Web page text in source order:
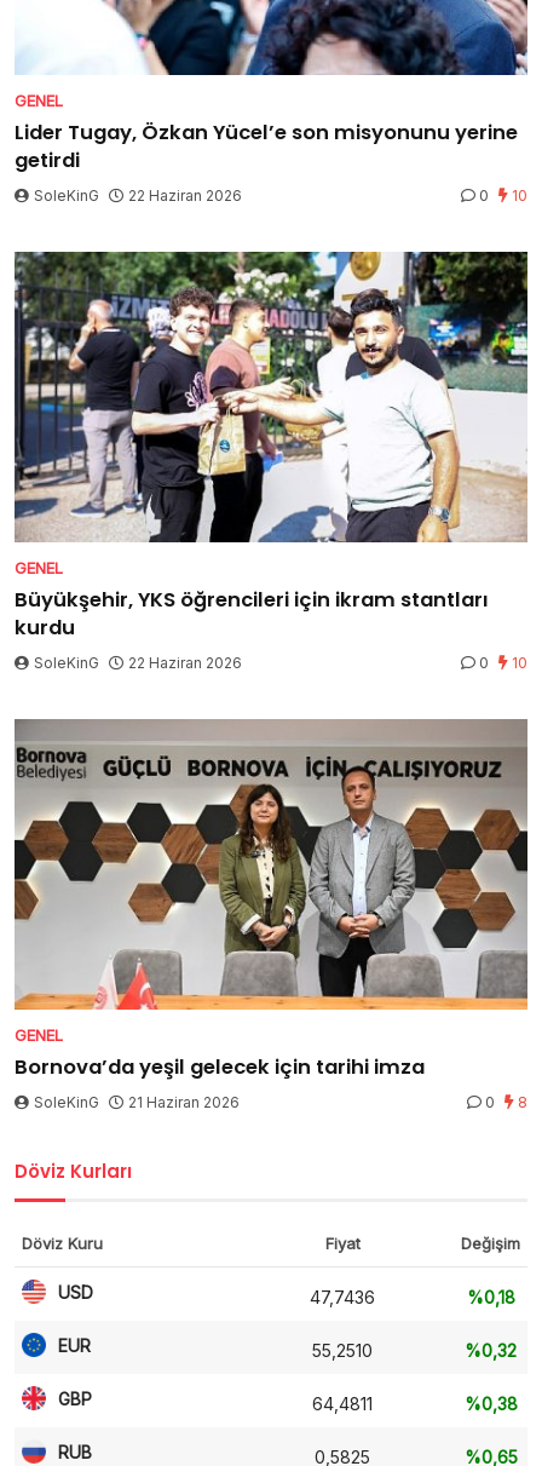
GENEL
Lider Tugay, Özkan Yücel’e son misyonunu yerine
getirdi
SoleKinG 22 Haziran 2026 0 10
GENEL
Büyükşehir, YKS öğrencileri için ikram stantları
kurdu
SoleKinG 22 Haziran 2026 0 10
GENEL
Bornova’da yeşil gelecek için tarihi imza
SoleKinG 21 Haziran 2026 0 8
Döviz Kurları
Döviz Kuru Fiyat Değişim
USD 47,7436 %0,18
EUR 55,2510 %0,32
GBP 64,4811 %0,38
RUB 0,5825 %0,65